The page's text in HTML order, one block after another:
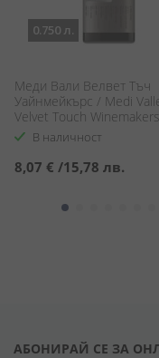
0.750 л.
Меди Вали Велвет Тъч
Уайнмейкърс / Medi
Velvet Touch Winemakers
В наличност
8,07 € /15,78 лв.
АБОНИРАЙ СЕ ЗА